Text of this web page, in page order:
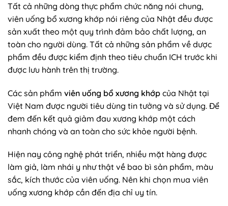
Tất cả những dòng thực phẩm chức năng nói chung,
viên uống bổ xương khớp nói riêng của Nhật đều được
sản xuất theo một quy trình đảm bảo chất lượng, an
toàn cho người dùng. Tất cả những sản phẩm về dược
phẩm đều được kiểm định theo tiêu chuẩn ICH trước khi
được lưu hành trên thị trường.
Các sản phẩm viên uống bổ xương khớp của Nhật tại
Việt Nam được người tiêu dùng tin tưởng và sử dụng. Để
đem đến kết quả giảm đau xương khớp một cách
nhanh chóng và an toàn cho sức khỏe người bệnh.
Hiện nay công nghệ phát triển, nhiều mặt hàng được
làm giả, làm nhái y như thật về bao bì sản phẩm, màu
sắc, kích thước của viên uống. Nên khi chọn mua viên
uống xương khớp cần đến địa chỉ uy tín.